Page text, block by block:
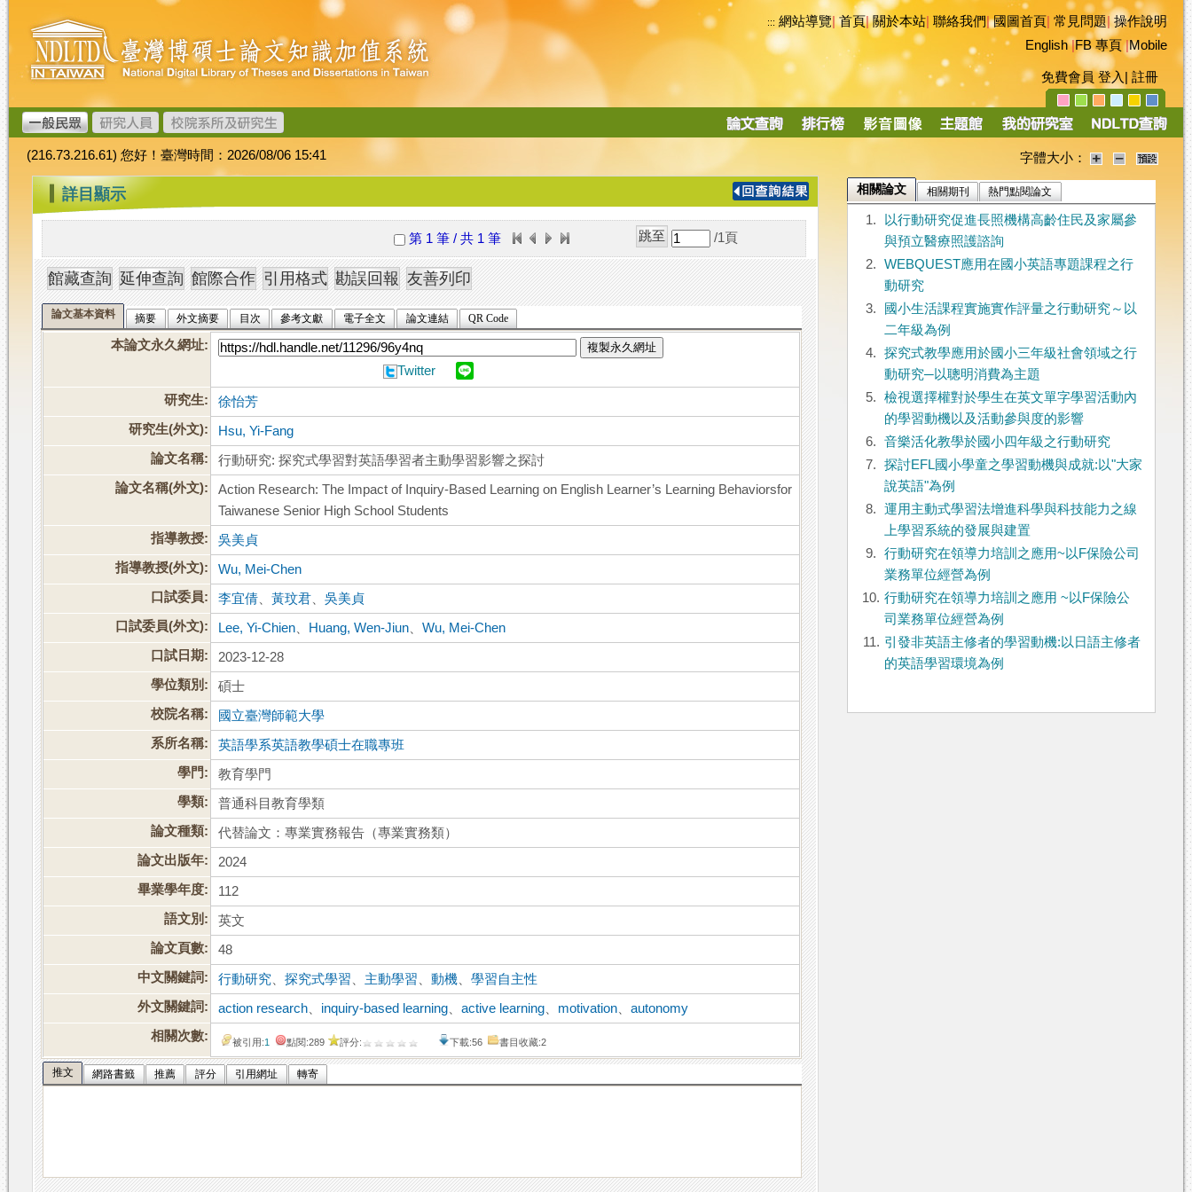
跳
到
主
要
內
容
臺
灣
博
碩
士
論
文
加
值
系
統
::: 網站導覽|首頁|關於本站 聯絡我們|國圖首頁 常見問題|操作說明
English|FB 專頁|Mobile
免費會員 登入 註冊
導
(216.73.216.61) 您好！臺灣時間：2026/08/06 15:41 字體大小：
::: 詳目顯示
第 1 筆 / 共 1 筆 /1 頁
論文基本資料 摘要 外文摘要 目次 參考文獻 電子全文 論文連結 QR Code
本論文永久網址: 複製永久網址
Twitter
研究生:
徐怡芳
研究生(外文):
Hsu, Yi-Fang
論文名稱:
行動研究: 探究式學習對英語學習者主動學習影響之探討
論文名稱(外文):
Action Research: The Impact of Inquiry-Based Learning on English Learner’s Learning Behaviorsfor
Taiwanese Senior High School Students
指導教授:
吳美貞
指導教授(外文):
Wu, Mei-Chen
口試委員:
李宜倩 、黃玟君 、吳美貞
口試委員(外文):
Lee, Yi-Chien Huang, Wen-Jiun 、Wu, Mei-Chen
口試日期:
2023-12-28
學位類別:
碩士
校院名稱:
國立臺灣師範大學
系所名稱:
英語學系英語教學碩士在職專班
學門:
教育學門
學類:
普通科目教育學類
論文種類:
代替論文：專業實務報告（專業實務類）
論文出版年:
2024
畢業學年度:
112
語文別:
英文
論文頁數:
48
中文關鍵詞:
行動研究 、探究式學習 主動學習 、動機 、學習自主性
外文關鍵詞:
action research inquiry-based learning 、active learning motivation 、autonomy
相關次數:
被引用:1 點閱:289 評分: 下載:56 書目收藏:2
推文 網路書籤 推薦 評分 引用網址 轉寄
相關論文 相關期刊 熱門點閱論文
1.
以行動研究促進長照機構高齡住民及家屬參
與預立醫療照護諮詢
2.
WEBQUEST應用在國小英語專題課程之行
動研究
3.
國小生活課程實施實作評量之行動研究～以
二年級為例
4.
探究式教學應用於國小三年級社會領域之行
動研究─以聰明消費為主題
5.
檢視選擇權對於學生在英文單字學習活動內
的學習動機以及活動參與度的影響
6.
音樂活化教學於國小四年級之行動研究
7.
探討EFL國小學童之學習動機與成就:以"大家
說英語"為例
8.
運用主動式學習法增進科學與科技能力之線
上學習系統的發展與建置
9.
行動研究在領導力培訓之應用~以F保險公司
業務單位經營為例
10. 行動研究在領導力培訓之應用 ~以F保險公
司業務單位經營為例
11. 引發非英語主修者的學習動機:以日語主修者
的英語學習環境為例